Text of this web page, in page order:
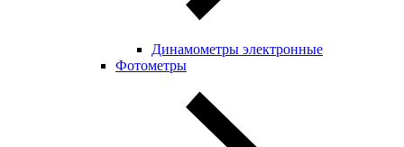
Динамометры электронные
Фотометры